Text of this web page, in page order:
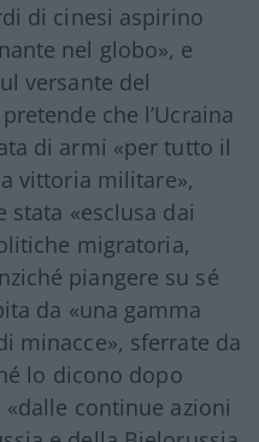
di cinesi aspirino
nel globo», e
versante del
che l’Ucraina
di armi «per tutto il
vittoria militare»,
stata «esclusa dai
migratoria,
piangere su sé
da «una gamma
minacce», sferrate da
lo dicono dopo
continue azioni